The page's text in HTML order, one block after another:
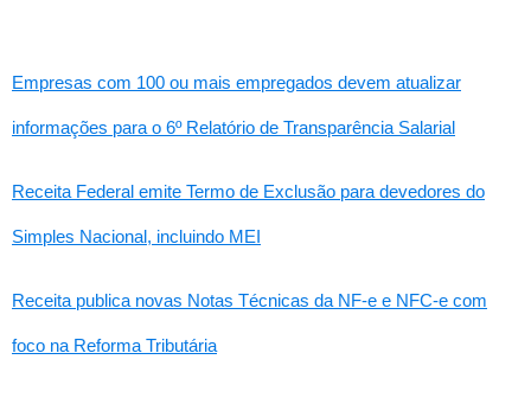
Empresas com 100 ou mais empregados devem atualizar
informações para o 6º Relatório de Transparência Salarial
Receita Federal emite Termo de Exclusão para devedores do
Simples Nacional, incluindo MEI
Receita publica novas Notas Técnicas da NF-e e NFC-e com
foco na Reforma Tributária